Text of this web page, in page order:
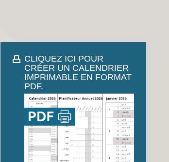
CLIQUEZ ICI POUR
CRÉER UN CALENDRIER
IMPRIMABLE EN FORMAT
PDF.